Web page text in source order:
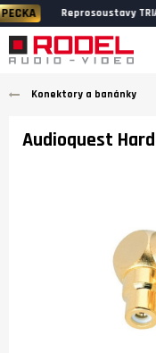
Konektory a banánky
Audioquest